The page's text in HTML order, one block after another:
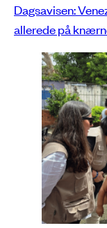
Dagsavisen:
allerede på